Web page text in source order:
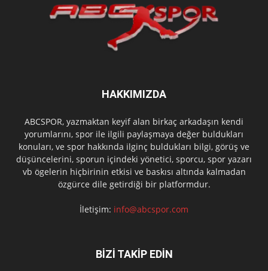
HAKKIMIZDA
ABCSPOR, yazmaktan keyif alan birkaç arkadaşın kendi
yorumlarını, spor ile ilgili paylaşmaya değer buldukları
konuları, ve spor hakkında ilginç buldukları bilgi, görüş ve
düşüncelerini, sporun içindeki yönetici, sporcu, spor yazarı
vb ögelerin hiçbirinin etkisi ve baskısı altında kalmadan
özgürce dile getirdiği bir platformdur.
İletişim: info@abcspor.com
BİZİ TAKİP EDİN